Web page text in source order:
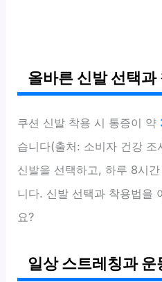
올바른 신발 선택과
쿠션 신발 착용 시 통증이 약
습니다(출처: 소비자 건강
신발을 선택하고, 하루 8시
니다. 신발 선택과 착용법을
요?
일상 스트레칭과 운